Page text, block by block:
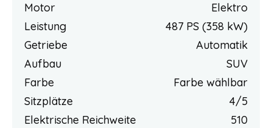
Motor
Elektro
Leistung
487 PS (358 kW)
Getriebe
Automatik
Aufbau
SUV
Farbe
Farbe wählbar
Sitzplätze
4/5
Elektrische Reichweite
510